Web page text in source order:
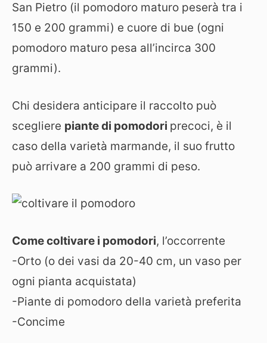
San Pietro (il pomodoro maturo peserà tra i
150 e 200 grammi) e cuore di bue (ogni
pomodoro maturo pesa all’incirca 300
grammi).
Chi desidera anticipare il raccolto può
scegliere piante di pomodori precoci, è il
caso della varietà marmande, il suo frutto
può arrivare a 200 grammi di peso.
Come coltivare i pomodori, l’occorrente
-Orto (o dei vasi da 20-40 cm, un vaso per
ogni pianta acquistata)
-Piante di pomodoro della varietà preferita
-Concime